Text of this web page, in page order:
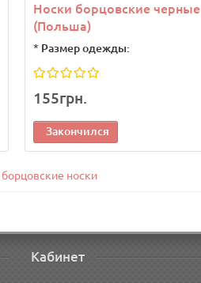
Носки борцовские черные
(Польша)
* Размер одежды:
155грн.
Закончился
борцовские носки
Кабинет